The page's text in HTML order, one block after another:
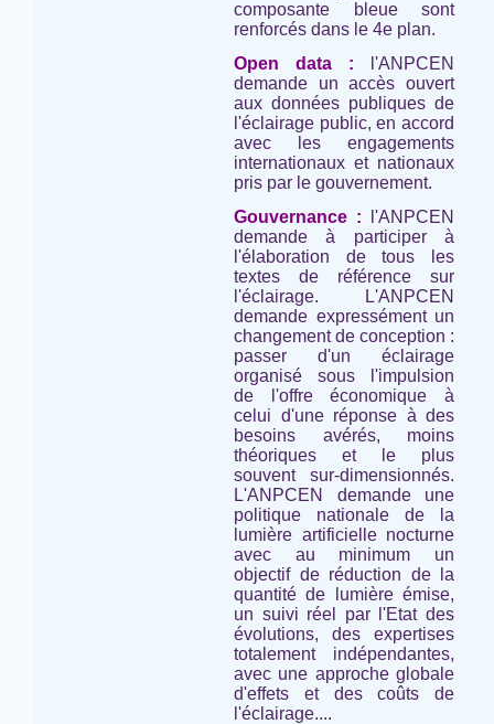
composante bleue sont
renforcés dans le 4e plan.
Open data : l'ANPCEN
demande un accès ouvert
aux données publiques de
l'éclairage public, en accord
avec les engagements
internationaux et nationaux
pris par le gouvernement.
Gouvernance :
l'ANPCEN
demande à participer à
l'élaboration de tous les
textes de référence sur
l'éclairage. L'ANPCEN
demande expressément un
changement de conception :
passer d'un éclairage
organisé sous l'impulsion
de l'offre économique à
celui d'une réponse à des
besoins avérés, moins
théoriques et le plus
souvent sur-dimensionnés.
L'ANPCEN demande une
politique nationale de la
lumière artificielle nocturne
avec au minimum un
objectif de réduction de la
quantité de lumière émise,
un suivi réel par l'Etat des
évolutions, des expertises
totalement indépendantes,
avec une approche globale
d'effets et des coûts de
l'éclairage....